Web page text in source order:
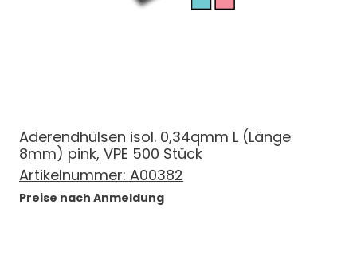
Aderendhülsen isol. 0,34qmm L (Länge
8mm) pink, VPE 500 Stück
Artikelnummer: A00382
Preise nach Anmeldung